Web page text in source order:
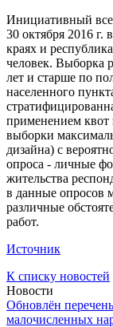
Инициативный
30 октября 2016 г.
краях и
человек. Выборка
лет и старше по
населенного
применением квот
выборки
дизайна) с
опроса - личные
жительства
в данные опросов
различные
работ.
Источник
К списку новостей
Новости
Обновлён
малочисленных